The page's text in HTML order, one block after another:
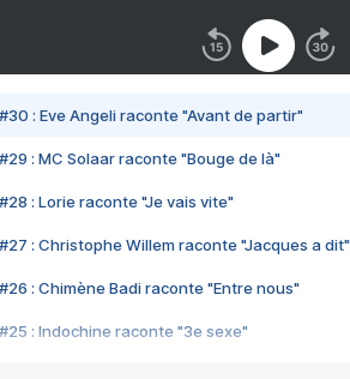
#30 : Eve Angeli raconte "Avant de partir"
#29 : MC Solaar raconte "Bouge de là"
#28 : Lorie raconte "Je vais vite"
#27 : Christophe Willem raconte "Jacques a dit"
#26 : Chimène Badi raconte "Entre nous"
#25 : Indochine raconte "3e sexe"